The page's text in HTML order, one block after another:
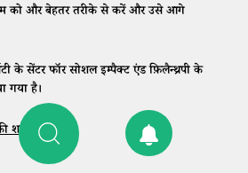
को और बेहतर तरीके से करें और उसे आगे
के सेंटर फॉर सोशल इम्पैक्ट एंड फ़िलैन्थ्रपी के
गया है।
शर्तें |संपर्क